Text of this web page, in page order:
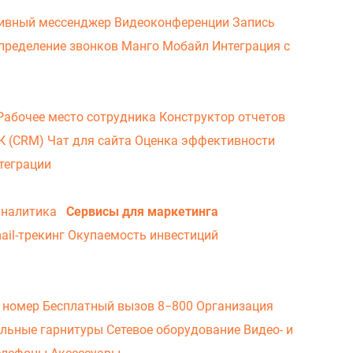
мессенджер Видеоконференции Запись
звонков Манго Мобайл Интеграция с
место сотрудника Конструктор отчетов
(CRM) Чат для сайта Оценка эффективности
Сервисы для маркетинга
трекинг Окупаемость инвестиций
Бесплатный вызов 8−800 Организация
гарнитуры Сетевое оборудование Видео- и